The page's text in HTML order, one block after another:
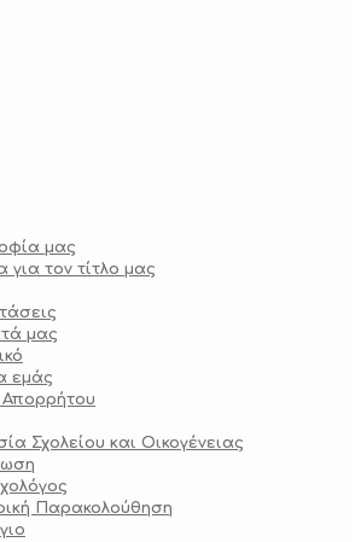
μας
για τον τίτλο μας
μας
εμάς
Απορρήτου
Σχολείου και Οικογένειας
Παρακολούθηση